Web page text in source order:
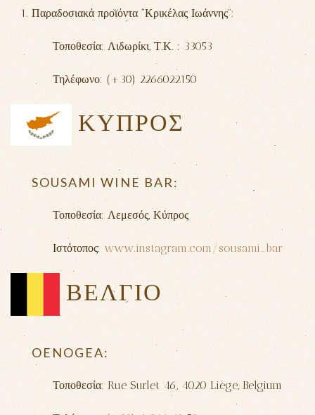
Παραδοσιακά προϊόντα “Κρικέλας Ιωάννης”:
Τοποθεσία: Λιδωρίκι, Τ.Κ. : 33053
Τηλέφωνο: (+30) 2266022150
ΚΥΠΡΟΣ
SOUSAMI WINE BAR:
Τοποθεσία: Λεμεσός, Κύπρος
Ιστότοπος: www.instagram.com/sousami_bar
ΒΕΛΓΙΟ
OENOGEA:
Τοποθεσία: Rue Surlet 46, 4020 Liège, Belgium